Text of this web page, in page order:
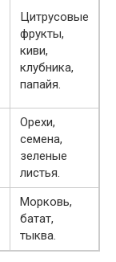
Цитрусовые
фрукты,
киви,
клубника,
папайя.
Орехи,
семена,
зеленые
листья.
Морковь,
батат,
тыква.